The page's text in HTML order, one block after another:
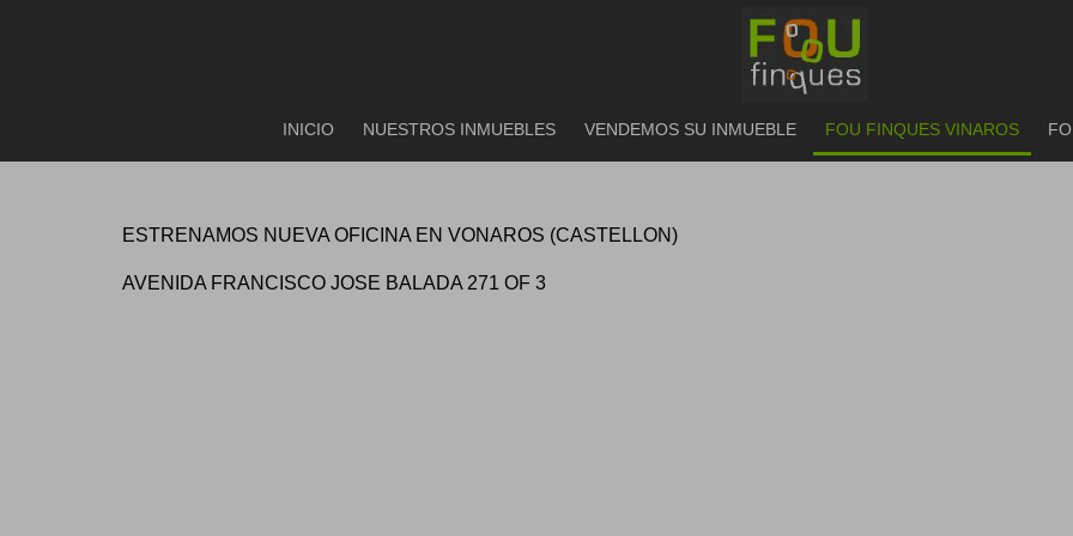
INICIO NUESTROS INMUEBLES VENDEMOS SU INMUEBLE FOU FINQUES VINAROS
ESTRENAMOS NUEVA OFICINA EN VONAROS (CASTELLON)
AVENIDA FRANCISCO JOSE BALADA 271 OF 3